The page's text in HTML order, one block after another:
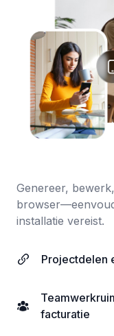
Genereer,
installatie vereist.
Projectdelen
facturatie